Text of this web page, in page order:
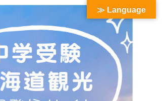
≫ Language